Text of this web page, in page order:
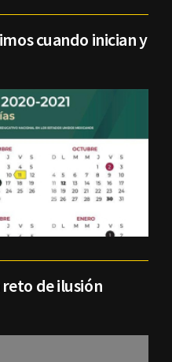
cuando inician y
reto de ilusión